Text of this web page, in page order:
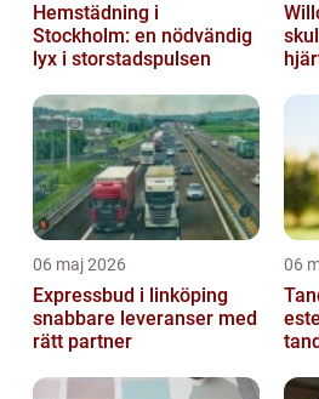
Hemstädning i
Stockholm: en nödvändig
lyx i storstadspulsen
06 maj 2026
Expressbud i linköping
snabbare leveranser med
rätt partner
06